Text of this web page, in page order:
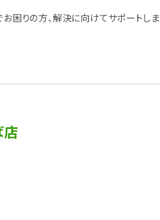
困りの方、解決に向けてサポートしま
店